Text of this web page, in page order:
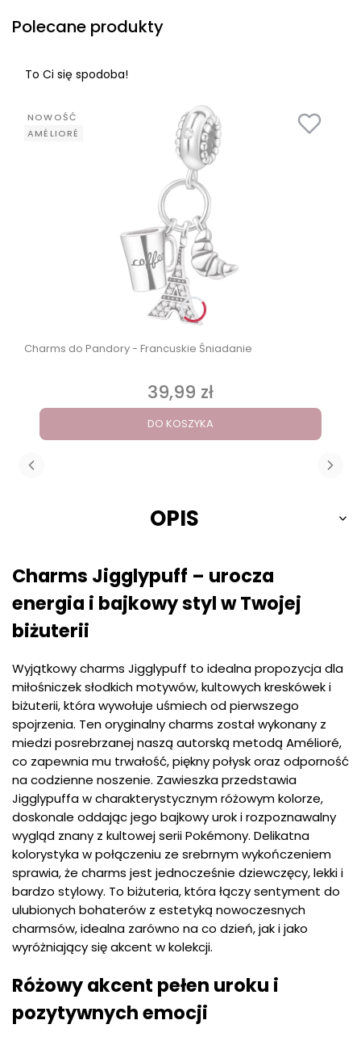
Polecane produkty
To Ci się spodoba!
NOWOŚĆ
AMÉLIORÉ
Charms do Pandory - Francuskie Śniadanie
Cena
39,99 zł
DO KOSZYKA
OPIS
Charms Jigglypuff – urocza
energia i bajkowy styl w Twojej
biżuterii
Wyjątkowy charms Jigglypuff to idealna propozycja dla
miłośniczek słodkich motywów, kultowych kreskówek i
biżuterii, która wywołuje uśmiech od pierwszego
spojrzenia. Ten oryginalny charms został wykonany z
miedzi posrebrzanej naszą autorską metodą Amélioré,
co zapewnia mu trwałość, piękny połysk oraz odporność
na codzienne noszenie. Zawieszka przedstawia
Jigglypuffa w charakterystycznym różowym kolorze,
doskonale oddając jego bajkowy urok i rozpoznawalny
wygląd znany z kultowej serii Pokémony. Delikatna
kolorystyka w połączeniu ze srebrnym wykończeniem
sprawia, że charms jest jednocześnie dziewczęcy, lekki i
bardzo stylowy. To biżuteria, która łączy sentyment do
ulubionych bohaterów z estetyką nowoczesnych
charmsów, idealna zarówno na co dzień, jak i jako
wyróżniający się akcent w kolekcji.
Różowy akcent pełen uroku i
pozytywnych emocji